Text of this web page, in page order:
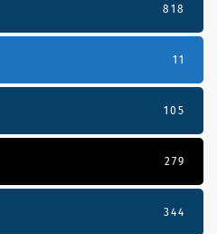
818
11
105
279
344